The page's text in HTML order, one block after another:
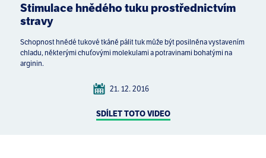
Stimulace hnědého tuku prostřednictvím
stravy
Schopnost hnědé tukové tkáně pálit tuk může být posilněna vystavením
chladu, některými chuťovými molekulami a potravinami bohatými na
arginin.
21. 12. 2016
SDÍLET TOTO VIDEO